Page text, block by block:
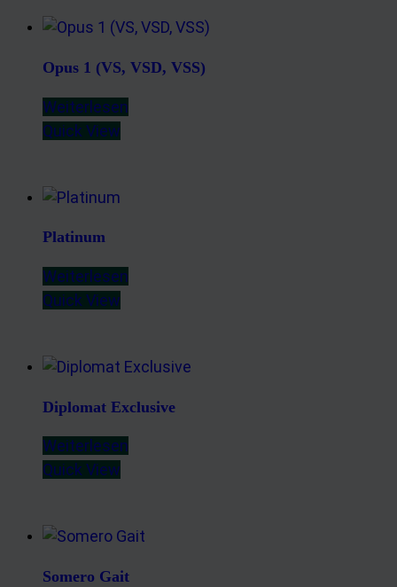
Opus 1 (VS, VSD, VSS)
Weiterlesen
Quick View
Platinum
Weiterlesen
Quick View
Diplomat Exclusive
Weiterlesen
Quick View
Somero Gait